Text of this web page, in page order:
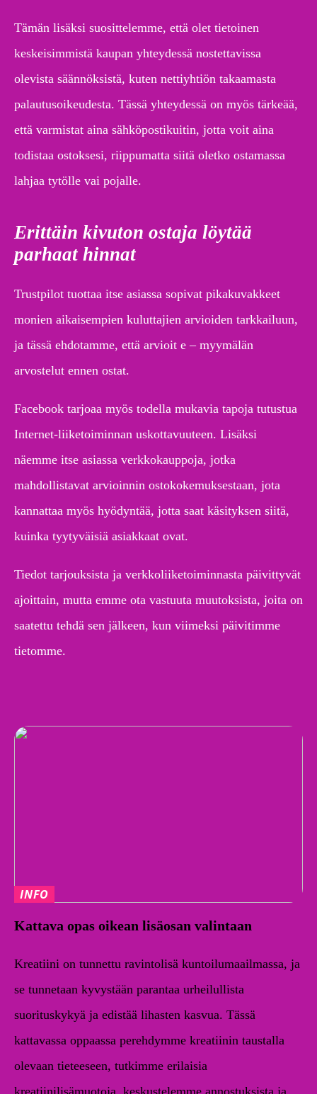
Tämän lisäksi suosittelemme, että olet tietoinen
keskeisimmistä kaupan yhteydessä nostettavissa
olevista säännöksistä, kuten nettiyhtiön takaamasta
palautusoikeudesta. Tässä yhteydessä on myös tärkeää,
että varmistat aina sähköpostikuitin, jotta voit aina
todistaa ostoksesi, riippumatta siitä oletko ostamassa
lahjaa tytölle vai pojalle.
Erittäin kivuton ostaja löytää
parhaat hinnat
Trustpilot tuottaa itse asiassa sopivat pikakuvakkeet
monien aikaisempien kuluttajien arvioiden tarkkailuun,
ja tässä ehdotamme, että arvioit e – myymälän
arvostelut ennen ostat.
Facebook tarjoaa myös todella mukavia tapoja tutustua
Internet-liiketoiminnan uskottavuuteen. Lisäksi
näemme itse asiassa verkkokauppoja, jotka
mahdollistavat arvioinnin ostokokemuksestaan, jota
kannattaa myös hyödyntää, jotta saat käsityksen siitä,
kuinka tyytyväisiä asiakkaat ovat.
Tiedot tarjouksista ja verkkoliiketoiminnasta päivittyvät
ajoittain, mutta emme ota vastuuta muutoksista, joita on
saatettu tehdä sen jälkeen, kun viimeksi päivitimme
tietomme.
INFO
Kattava opas oikean lisäosan valintaan
Kreatiini on tunnettu ravintolisä kuntoilumaailmassa, ja
se tunnetaan kyvystään parantaa urheilullista
suorituskykyä ja edistää lihasten kasvua. Tässä
kattavassa oppaassa perehdymme kreatiinin taustalla
olevaan tieteeseen, tutkimme erilaisia ​​
kreatiinilisämuotoja, keskustelemme annostuksista ja